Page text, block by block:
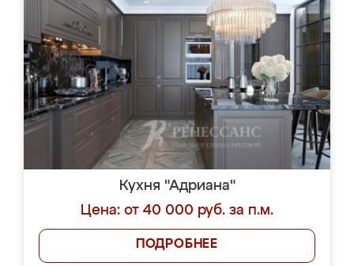
Кухня "Адриана"
Цена: от 40 000 руб. за п.м.
ПОДРОБНЕЕ